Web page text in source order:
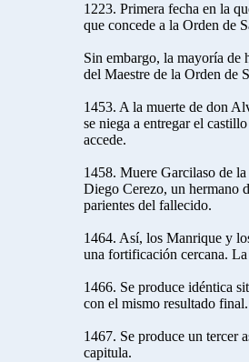
1223. Primera fecha en la
que concede a la Orden de
Sin embargo, la mayoría de
del Maestre de la Orden de
1453. A la muerte de don
se niega a entregar el
accede.
1458. Muere Garcilaso de
Diego Cerezo, un hermano
parientes del fallecido.
1464. Así, los Manrique y
una fortificación cercana.
1466. Se produce idéntica
con el mismo resultado final.
1467. Se produce un tercer
capitula.